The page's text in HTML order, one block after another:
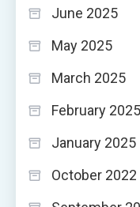
June 2025
May 2025
March 2025
February 2025
January 2025
October 2022